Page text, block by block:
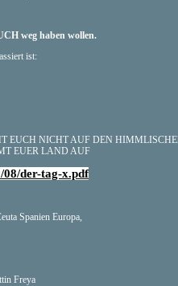
weg haben wollen.
ist:
EUCH NICHT AUF DEN
EUER LAND AUF
08/der-tag-x.pdf
Spanien Europa,
Freya